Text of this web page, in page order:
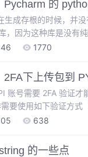
Pycharm 的
生成存根的时候，并
，因为这种库是没有
理就很 der。有自己
1770
2FA下上传包到
账号需要 2FA 验证
需要使用如下验证方
中使用。切换到
638
的一些点